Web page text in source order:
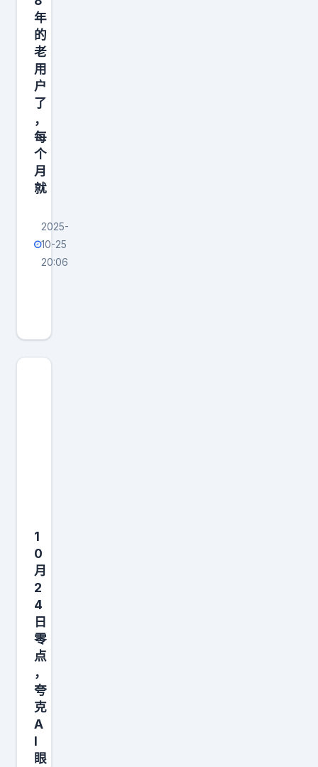
多
年
的
老
用
户
了
，
每
个
月
就
2025-
10-25
20:06
动
你
中
国
移
动
你
是
良
心
发
现
了
吗
1
0
月
2
4
日
零
点
，
夸
克
A
I
眼